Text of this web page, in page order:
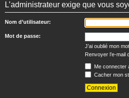
L’administrateur exige que vous
Nom d’utilisateur:
Mot de passe:
J’ai oublié mon
Renvoyer l’e-mail
Me connecter
Cacher mon